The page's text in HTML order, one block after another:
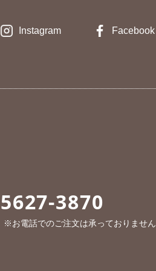
Instagram Facebook
3870
お電話でのご注文は承っておりません